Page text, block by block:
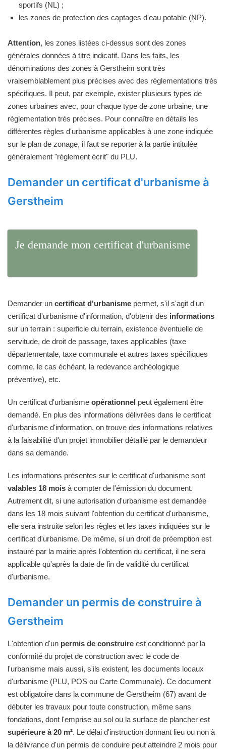
sportifs (NL) ;
les zones de protection des captages d'eau potable (NP).
Attention, les zones listées ci-dessus sont des zones
générales données à titre indicatif. Dans les faits, les
dénominations des zones à Gerstheim sont très
vraisemblablement plus précises avec des règlementations très
spécifiques. Il peut, par exemple, exister plusieurs types de
zones urbaines avec, pour chaque type de zone urbaine, une
règlementation très précises. Pour connaître en détails les
différentes règles d'urbanisme applicables à une zone indiquée
sur le plan de zonage, il faut se reporter à la partie intitulée
généralement "règlement écrit" du PLU.
Demander un certificat d'urbanisme à
Gerstheim
Je demande mon certificat d'urbanisme
Demander un certificat d'urbanisme permet, s'il s'agit d'un
certificat d'urbanisme d'information, d'obtenir des informations
sur un terrain : superficie du terrain, existence éventuelle de
servitude, de droit de passage, taxes applicables (taxe
départementale, taxe communale et autres taxes spécifiques
comme, le cas échéant, la redevance archéologique
préventive), etc.
Un certificat d'urbanisme opérationnel peut également être
demandé. En plus des informations délivrées dans le certificat
d'urbanisme d'information, on trouve des informations relatives
à la faisabilité d'un projet immobilier détaillé par le demandeur
dans sa demande.
Les informations présentes sur le certificat d'urbanisme sont
valables 18 mois à compter de l'émission du document.
Autrement dit, si une autorisation d'urbanisme est demandée
dans les 18 mois suivant l'obtention du certificat d'urbanisme,
elle sera instruite selon les règles et les taxes indiquées sur le
certificat d'urbanisme. De même, si un droit de préemption est
instauré par la mairie après l'obtention du certificat, il ne sera
applicable qu'après la date de fin de validité du certificat
d'urbanisme.
Demander un permis de construire à
Gerstheim
L'obtention d'un permis de construire est conditionné par la
conformité du projet de construction avec le code de
l'urbanisme mais aussi, s'ils existent, les documents locaux
d'urbanisme (PLU, POS ou Carte Communale). Ce document
est obligatoire dans la commune de Gerstheim (67) avant de
débuter les travaux pour toute construction, même sans
fondations, dont l'emprise au sol ou la surface de plancher est
supérieure à 20 m². Le délai d'instruction donnant lieu ou non à
la délivrance d'un permis de conduire peut atteindre 2 mois pour